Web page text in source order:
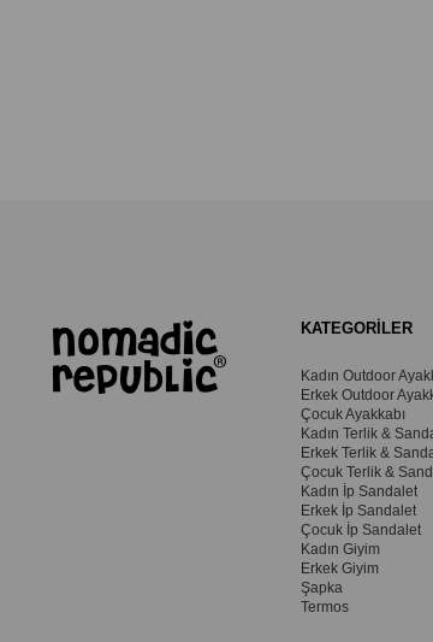
KATEGORİLER
Kadın Outdoor
Erkek Outdoor
Çocuk Ayakkabı
Kadın Terlik &
Erkek Terlik &
Çocuk Terlik &
Kadın İp Sandalet
Erkek İp Sandalet
Çocuk İp Sandalet
Kadın Giyim
Erkek Giyim
Şapka
Termos